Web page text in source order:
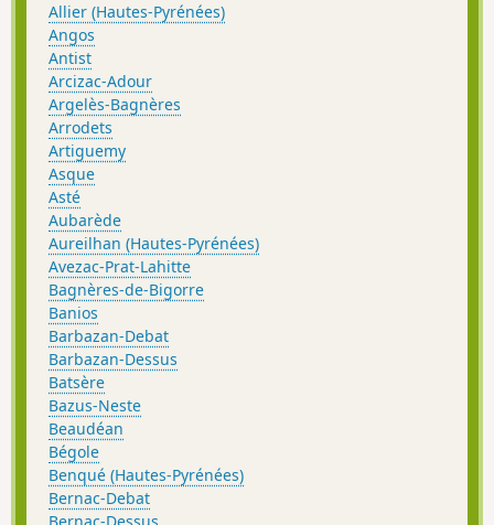
Allier (Hautes-Pyrénées)
Angos
Antist
Arcizac-Adour
Argelès-Bagnères
Arrodets
Artiguemy
Asque
Asté
Aubarède
Aureilhan (Hautes-Pyrénées)
Avezac-Prat-Lahitte
Bagnères-de-Bigorre
Banios
Barbazan-Debat
Barbazan-Dessus
Batsère
Bazus-Neste
Beaudéan
Bégole
Benqué (Hautes-Pyrénées)
Bernac-Debat